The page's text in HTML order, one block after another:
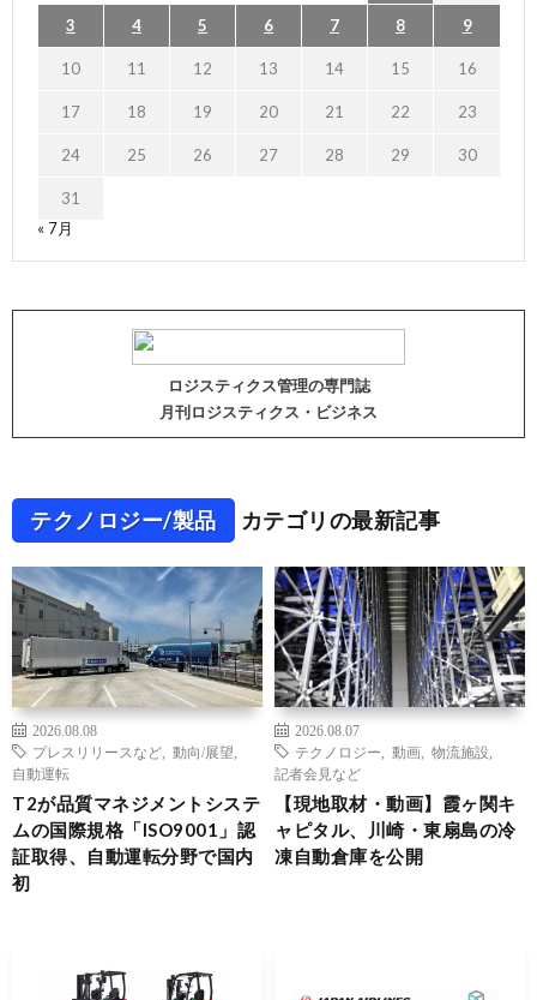
3 4 5 6 7 8 9
10 11 12 13 14 15 16
17 18 19 20 21 22 23
24 25 26 27 28 29 30
31
« 7月
ロジスティクス管理の専門誌
月刊ロジスティクス・ビジネス
テクノロジー/製品 カテゴリの最新記事
2026.08.08
プレスリリースなど
動向/展望
自動運転
T2が品質マネジメントシステ
ムの国際規格「ISO9001」認
証取得、自動運転分野で国内
初
2026.08.07
テクノロジー
動画 物流施設
記者会見など
【現地取材・動画】霞ヶ関キ
ャピタル、川崎・東扇島の冷
凍自動倉庫を公開